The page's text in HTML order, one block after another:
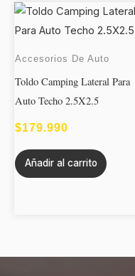
Accesorios De Auto
Toldo Camping Lateral Para
Auto Techo 2.5X2.5
$179.990
Añadir al carrito